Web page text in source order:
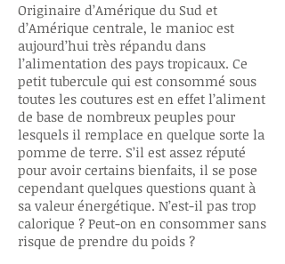
Originaire d’Amérique du Sud et
d’Amérique centrale, le manioc est
aujourd’hui très répandu dans
l’alimentation des pays tropicaux. Ce
petit tubercule qui est consommé sous
toutes les coutures est en effet l’aliment
de base de nombreux peuples pour
lesquels il remplace en quelque sorte la
pomme de terre. S’il est assez réputé
pour avoir certains bienfaits, il se pose
cependant quelques questions quant à
sa valeur énergétique. N’est-il pas trop
calorique ? Peut-on en consommer sans
risque de prendre du poids ?